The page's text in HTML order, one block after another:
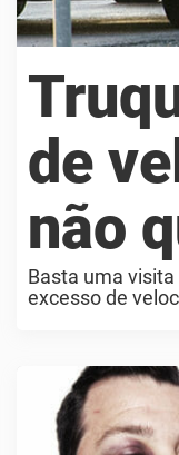
de
não
Basta uma
excesso de